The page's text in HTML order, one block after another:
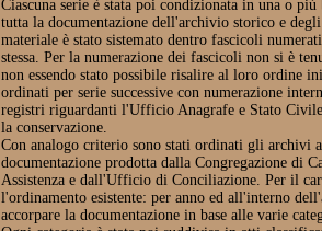
Ciascuna serie è stata poi condizionata in una o
tutta la documentazione dell'archivio storico e
materiale è stato sistemato dentro fascicoli
stessa. Per la numerazione dei fascicoli non si è
non essendo stato possibile risalire al loro ordine
ordinati per serie successive con numerazione
registri riguardanti l'Ufficio Anagrafe e Stato
la conservazione.
Con analogo criterio sono stati ordinati gli archivi
documentazione prodotta dalla Congregazione di
Assistenza e dall'Ufficio di Conciliazione. Per il
l'ordinamento esistente: per anno ed all'interno
accorpare la documentazione in base alle varie